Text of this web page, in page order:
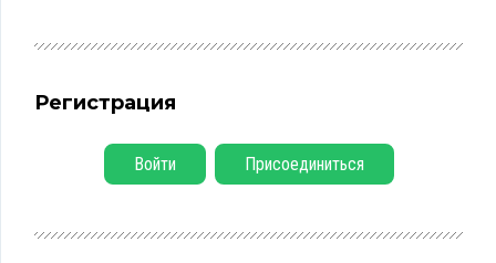
Регистрация
Войти Присоединиться